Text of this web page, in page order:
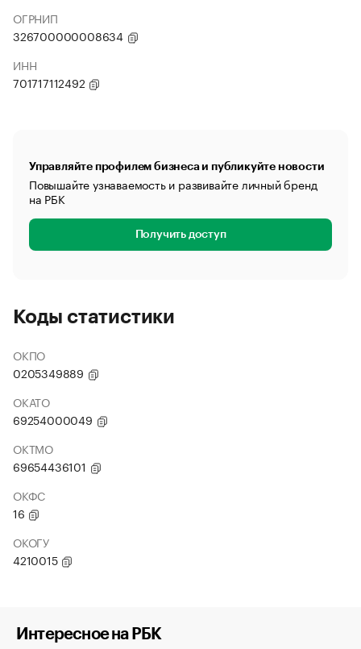
ОГРНИП
326700000008634
ИНН
701717112492
Управляйте профилем бизнеса и публикуйте новости
Повышайте узнаваемость и развивайте личный бренд
на РБК
Получить доступ
Коды статистики
ОКПО
0205349889
ОКАТО
69254000049
ОКТМО
69654436101
ОКФС
16
ОКОГУ
4210015
Интересное на РБК